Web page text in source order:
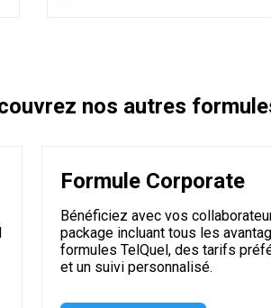
nos autres
Formule Corporate
Bénéficiez avec vos
package incluant tous les
formules TelQuel, des tarifs
et un suivi personnalisé.